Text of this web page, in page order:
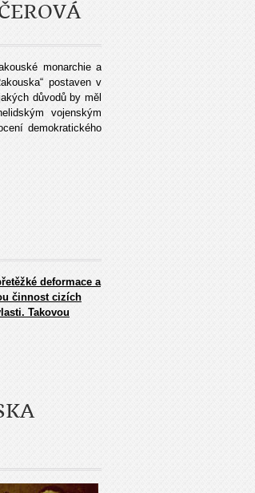
monarchie a
postaven v
důvodů by měl
vojenským
demokratického
deformace a
činnost cizích
Takovou